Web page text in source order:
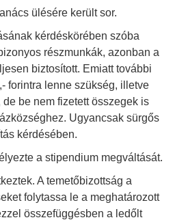
ülésére került sor.
kérdéskörében szóba
részmunkák, azonban a
biztosított. Emiatt további
forintra lenne szükség, illetve
be nem fizetett összegek is
Ugyancsak sürgős
kérdésében.
a stipendium megváltását.
A temetőbizottság a
folytassa le a meghatározott
összefüggésben a ledőlt